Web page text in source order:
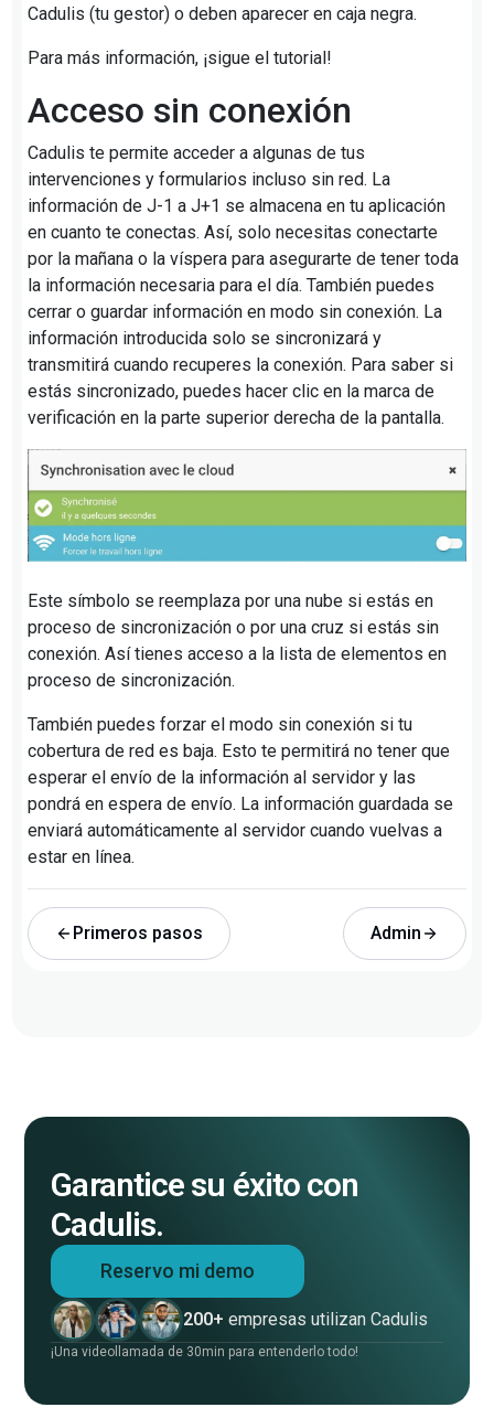
Cadulis (tu gestor) o deben aparecer en caja negra.
Para más información, ¡sigue el tutorial!
Acceso sin conexión
Cadulis te permite acceder a algunas de tus
intervenciones y formularios incluso sin red. La
información de J-1 a J+1 se almacena en tu aplicación
en cuanto te conectas. Así, solo necesitas conectarte
por la mañana o la víspera para asegurarte de tener toda
la información necesaria para el día. También puedes
cerrar o guardar información en modo sin conexión. La
información introducida solo se sincronizará y
transmitirá cuando recuperes la conexión. Para saber si
estás sincronizado, puedes hacer clic en la marca de
verificación en la parte superior derecha de la pantalla.
Este símbolo se reemplaza por una nube si estás en
proceso de sincronización o por una cruz si estás sin
conexión. Así tienes acceso a la lista de elementos en
proceso de sincronización.
También puedes forzar el modo sin conexión si tu
cobertura de red es baja. Esto te permitirá no tener que
esperar el envío de la información al servidor y las
pondrá en espera de envío. La información guardada se
enviará automáticamente al servidor cuando vuelvas a
estar en línea.
Primeros pasos Admin
Garantice su éxito con
Cadulis.
Reservo mi demo
200+ empresas utilizan Cadulis
¡Una videollamada de 30min para entenderlo todo!